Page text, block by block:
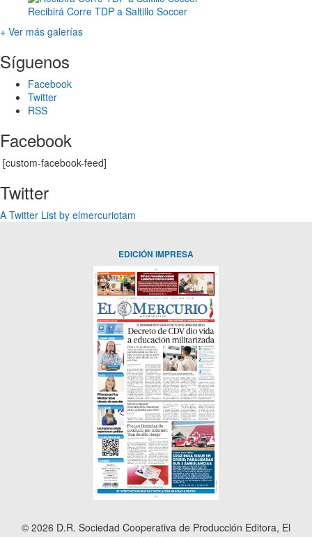
Recibirá Corre TDP a Saltillo Soccer
+ Ver más galerías
Síguenos
Facebook
Twitter
RSS
Facebook
[custom-facebook-feed]
Twitter
A Twitter List by elmercuriotam
EDICIÓN IMPRESA
© 2026 D.R. Sociedad Cooperativa de Producción Editora, El